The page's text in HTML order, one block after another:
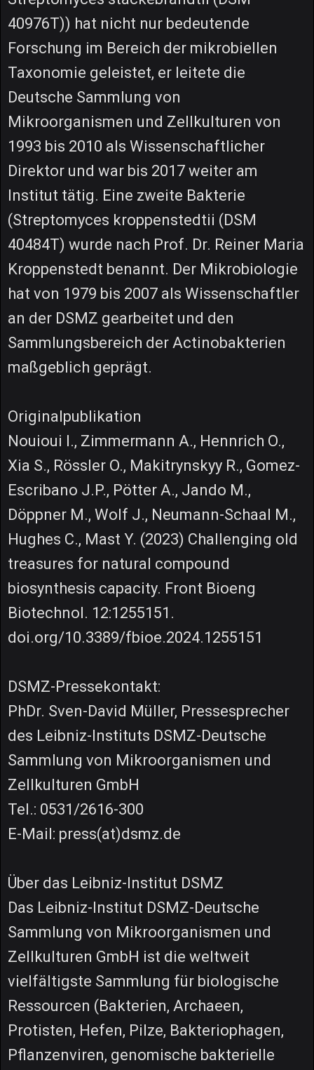
40976T)) hat nicht nur bedeutende
Forschung im Bereich der mikrobiellen
Taxonomie geleistet, er leitete die
Deutsche Sammlung von
Mikroorganismen und Zellkulturen von
1993 bis 2010 als Wissenschaftlicher
Direktor und war bis 2017 weiter am
Institut tätig. Eine zweite Bakterie
(Streptomyces kroppenstedtii (DSM
40484T) wurde nach Prof. Dr. Reiner Maria
Kroppenstedt benannt. Der Mikrobiologie
hat von 1979 bis 2007 als Wissenschaftler
an der DSMZ gearbeitet und den
Sammlungsbereich der Actinobakterien
maßgeblich geprägt.
Originalpublikation
Nouioui I., Zimmermann A., Hennrich O.,
Xia S., Rössler O., Makitrynskyy R., Gomez-
Escribano J.P., Pötter A., Jando M.,
Döppner M., Wolf J., Neumann-Schaal M.,
Hughes C., Mast Y. (2023) Challenging old
treasures for natural compound
biosynthesis capacity. Front Bioeng
Biotechnol. 12:1255151.
doi.org/10.3389/fbioe.2024.1255151
DSMZ-Pressekontakt:
PhDr. Sven-David Müller, Pressesprecher
des Leibniz-Instituts DSMZ-Deutsche
Sammlung von Mikroorganismen und
Zellkulturen GmbH
Tel.: 0531/2616-300
E-Mail: press(at)dsmz.de
Über das Leibniz-Institut DSMZ
Das Leibniz-Institut DSMZ-Deutsche
Sammlung von Mikroorganismen und
Zellkulturen GmbH ist die weltweit
vielfältigste Sammlung für biologische
Ressourcen (Bakterien, Archaeen,
Protisten, Hefen, Pilze, Bakteriophagen,
Pflanzenviren, genomische bakterielle